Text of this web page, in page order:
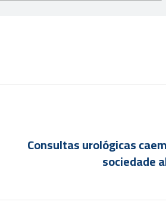
Consultas urológicas
sociedade